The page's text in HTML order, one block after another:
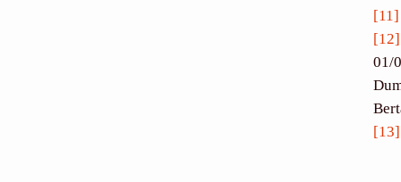
[11]
[12]
01/
[13]